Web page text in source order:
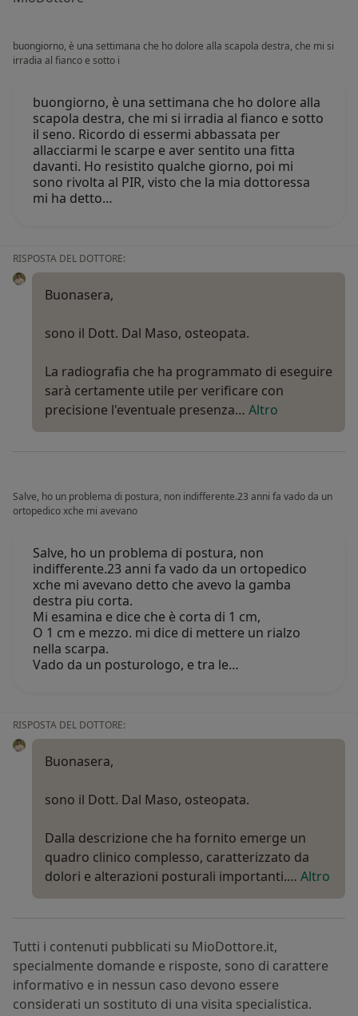
buongiorno, è una settimana che ho dolore alla scapola destra, che mi si
irradia al fianco e sotto i
buongiorno, è una settimana che ho dolore alla
scapola destra, che mi si irradia al fianco e sotto
il seno. Ricordo di essermi abbassata per
allacciarmi le scarpe e aver sentito una fitta
davanti. Ho resistito qualche giorno, poi mi
sono rivolta al PIR, visto che la mia dottoressa
mi ha detto…
RISPOSTA DEL DOTTORE:
Buonasera,
sono il Dott. Dal Maso, osteopata.
La radiografia che ha programmato di eseguire
sarà certamente utile per verificare con
precisione l'eventuale presenza… Altro
Salve, ho un problema di postura, non indifferente.23 anni fa vado da un
ortopedico xche mi avevano
Salve, ho un problema di postura, non
indifferente.23 anni fa vado da un ortopedico
xche mi avevano detto che avevo la gamba
destra piu corta.
Mi esamina e dice che è corta di 1 cm,
O 1 cm e mezzo. mi dice di mettere un rialzo
nella scarpa.
Vado da un posturologo, e tra le…
RISPOSTA DEL DOTTORE:
Buonasera,
sono il Dott. Dal Maso, osteopata.
Dalla descrizione che ha fornito emerge un
quadro clinico complesso, caratterizzato da
dolori e alterazioni posturali importanti.… Altro
Tutti i contenuti pubblicati su MioDottore.it,
specialmente domande e risposte, sono di carattere
informativo e in nessun caso devono essere
considerati un sostituto di una visita specialistica.